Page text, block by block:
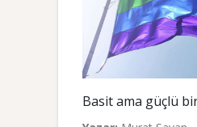
Basit ama güçlü